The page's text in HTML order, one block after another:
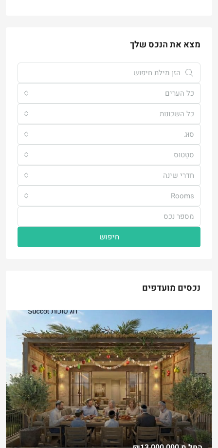
מצא את הנכס שלך
כל הערים
כל השכונות
סוּג
סטָטוּס
חדרי שינה
Rooms
חיפוש
נכסים מועדפים